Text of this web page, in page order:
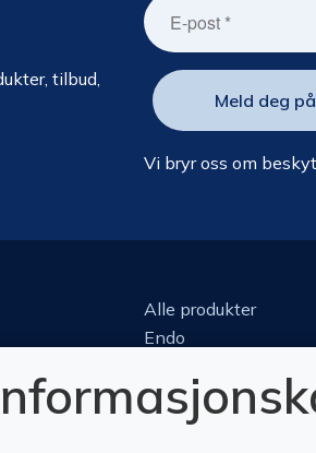
tilbud,
Vi bryr oss om
Alle produkter
Endo
Kjeveortopedi
Konserverende